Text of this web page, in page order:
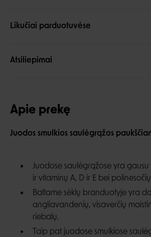
Likučiai parduotuvėse
Atsiliepimai
Apie prekę
Juodos smulkios saulėgrąžos
Juodose saulėgrąžose yra
ir vitaminų A, D ir E bei
Baltame sėklų branduotyje yra
angliavandenių, visaverčių
riebalų.
Taip pat juodose smulkiose